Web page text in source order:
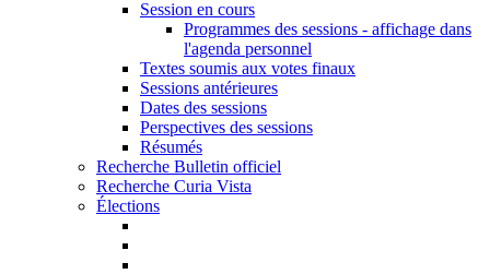
Session en cours
Programmes des sessions - affichage dans
l'agenda personnel
Textes soumis aux votes finaux
Sessions antérieures
Dates des sessions
Perspectives des sessions
Résumés
Recherche Bulletin officiel
Recherche Curia Vista
Élections